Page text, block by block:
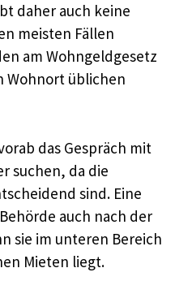
daher auch keine
meisten Fällen
am Wohngeldgesetz
Wohnort üblichen
das Gespräch mit
suchen, da die
sind. Eine
auch nach der
sie im unteren Bereich
Mieten liegt.